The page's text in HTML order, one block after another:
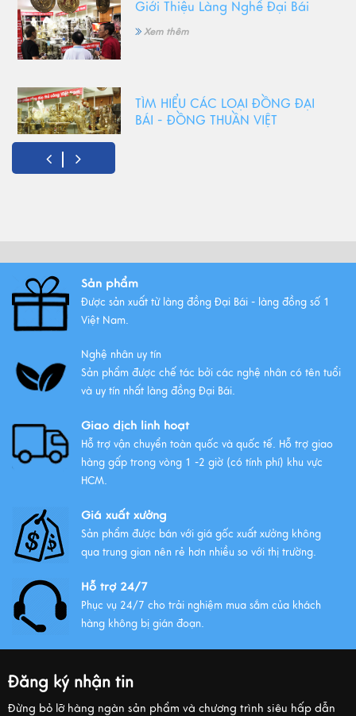
Giới Thiệu Làng Nghề Đại Bái
Xem thêm
TÌM HIỂU CÁC LOẠI ĐỒNG ĐẠI
BÁI - ĐỒNG THUẦN VIỆT
Những bộ ngũ sự đồng Đại Bái
Xem thêm
Sản phẩm
Được sản xuất từ làng đồng Đại Bái - làng đồng số 1
Việt Nam.
Nghệ nhân uy tín
Sản phẩm được chế tác bởi các nghệ nhân có tên tuổi
và uy tín nhất làng đồng Đại Bái.
Giao dịch linh hoạt
Hỗ trợ vận chuyển toàn quốc và quốc tế. Hỗ trợ giao
hàng gấp trong vòng 1 -2 giờ (có tính phí) khu vực
HCM.
Giá xuất xưởng
Sản phẩm được bán với giá gốc xuất xưởng không
qua trung gian nên rẻ hơn nhiều so với thị trường.
Hỗ trợ 24/7
Phục vụ 24/7 cho trải nghiệm mua sắm của khách
hàng không bị gián đoạn.
Đăng ký nhận tin
Đừng bỏ lỡ hàng ngàn sản phẩm và chương trình siêu hấp dẫn